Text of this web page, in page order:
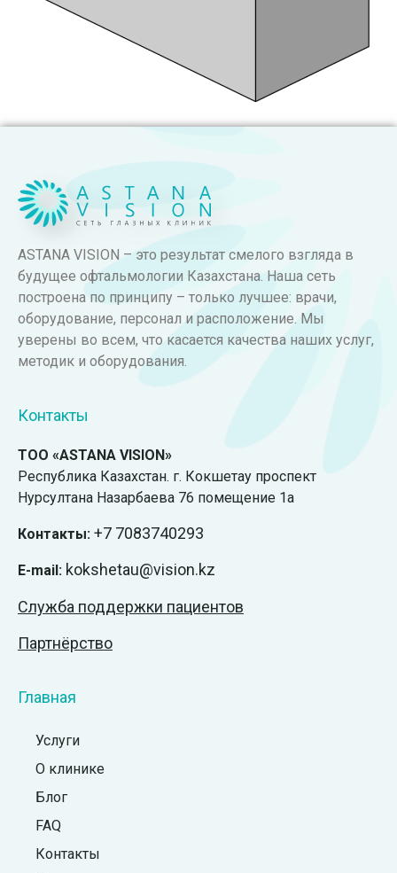
ASTANA VISION – это результат смелого взгляда в
будущее офтальмологии Казахстана. Наша сеть
построена по принципу – только лучшее: врачи,
оборудование, персонал и расположение. Мы
уверены во всем, что касается качества наших услуг,
методик и оборудования.
Контакты
ТОО «ASTANA VISION»
Республика Казахстан. г. Кокшетау проспект
Нурсултана Назарбаева 76 помещение 1а
Контакты: +7 7083740293
E-mail: kokshetau@vision.kz
Служба поддержки пациентов
Партнёрство
Главная
Услуги
О клинике
Блог
FAQ
Контакты